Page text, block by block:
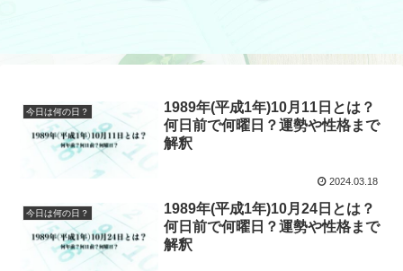
今日は何の日？
1989年(平成1年)10月11日とは？
何日前で何曜日？運勢や性格まで
解釈
2024.03.18
今日は何の日？
1989年(平成1年)10月24日とは？
何日前で何曜日？運勢や性格まで
解釈